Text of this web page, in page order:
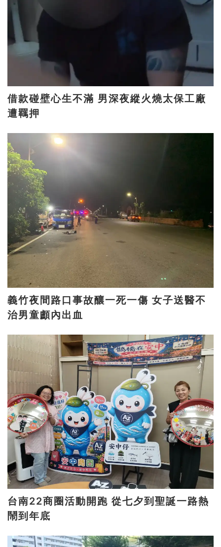
借款碰壁心生不滿 男深夜縱火燒太保工廠
遭羈押
義竹夜間路口事故釀一死一傷 女子送醫不
治男童顱內出血
台南22商圈活動開跑 從七夕到聖誕一路熱
鬧到年底